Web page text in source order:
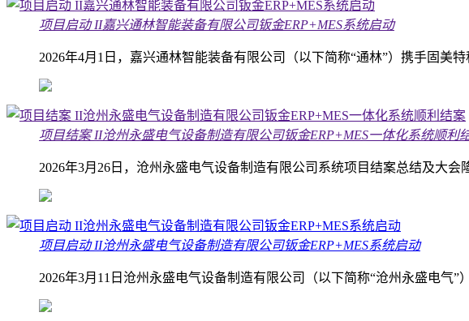
项目启动 II嘉兴通林智能装备有限公司钣金ERP+MES系统启动
2026年4月1日，嘉兴通林智能装备有限公司（以下简称“通林”）携手固美
项目结案 II沧州永盛电气设备制造有限公司钣金ERP+MES一体化系统顺利
2026年3月26日，沧州永盛电气设备制造有限公司系统项目结案总结及大
项目启动 II沧州永盛电气设备制造有限公司钣金ERP+MES系统启动
2026年3月11日沧州永盛电气设备制造有限公司（以下简称“沧州永盛电气